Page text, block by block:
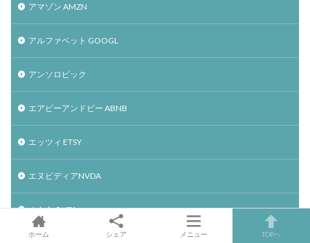
アマゾン AMZN
アルファベット GOOGL
アンソロピック
エアビーアンドビー ABNB
エッツィ ETSY
エヌビディアNVDA
オクタ OKTA
ホーム シェア メニュー TOPへ